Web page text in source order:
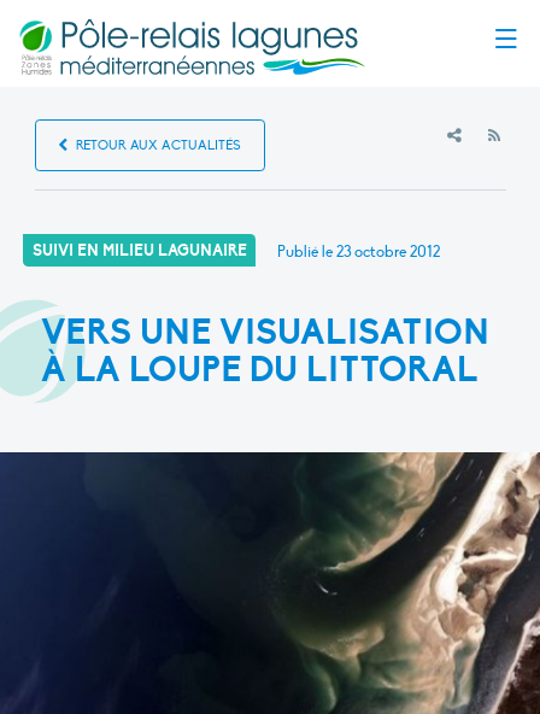
RETOUR AUX ACTUALITÉS
SUIVI EN MILIEU LAGUNAIRE Publié le23 octobre 2012
VERS UNE VISUALISATION
À LA LOUPE DU LITTORAL